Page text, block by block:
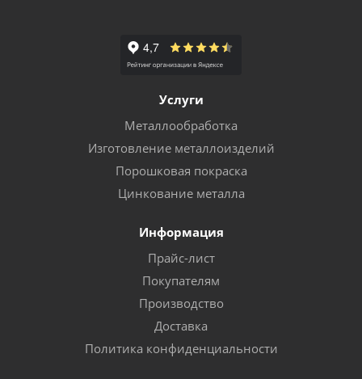
Услуги
Металлообработка
Изготовление металлоизделий
Порошковая покраска
Цинкование металла
Информация
Прайс-лист
Покупателям
Производство
Доставка
Политика конфиденциальности